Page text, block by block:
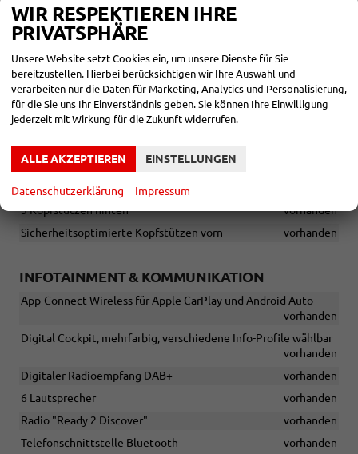
LED-Innenleuchten mit Abschaltverzögerung und
Dimmfunktion, 2 LED-Leseleuchten vorn und 2 hinten
Nichtraucherausführung - Ablagefach und 12-V-Steckdose vorn
vorhanden
Außenspiegel elektrisch einstell-, anklapp- und beheizbar, mit
Beifahrerspiegelabsenkung
vorhanden
Rücksitzplatz
Dreipunkt-Automatiksicherheitsgurte mit Gurtstraffer für die
äußeren Rücksitzplätze
3 Kopfstützen hinten
vorhanden
Sicherheitsoptimierte Kopfstützen vorn
vorhanden
INFOTAINMENT & KOMMUNIKATION
App-Connect Wireless für Apple CarPlay und Android Auto
vorhanden
Digital Cockpit, mehrfarbig, verschiedene Info-Profile wählbar
vorhanden
Digitaler Radioempfang DAB+
vorhanden
6 Lautsprecher
vorhanden
Radio "Ready 2 Discover"
vorhanden
Telefonschnittstelle Bluetooth
vorhanden
WIR RESPEKTIEREN IHRE
PRIVATSPHÄRE
Unsere Website setzt Cookies ein, um unsere Dienste für Sie
bereitzustellen. Hierbei berücksichtigen wir Ihre Auswahl und
verarbeiten nur die Daten für Marketing, Analytics und Personalisierung,
für die Sie uns Ihr Einverständnis geben. Sie können Ihre Einwilligung
jederzeit mit Wirkung für die Zukunft widerrufen.
ALLE AKZEPTIEREN EINSTELLUNGEN
Datenschutzerklärung Impressum